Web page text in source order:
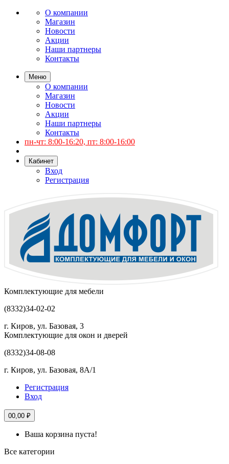
О компании
Магазин
Новости
Акции
Наши партнеры
Контакты
Меню
О компании
Магазин
Новости
Акции
Наши партнеры
Контакты
пн-чт: 8:00-16:20, пт: 8:00-16:00
Кабинет
Вход
Регистрация
Комплектующие для мебели
(8332)34-02-02
г. Киров, ул. Базовая, 3
Комплектующие для окон и дверей
(8332)34-08-08
г. Киров, ул. Базовая, 8А/1
Регистрация
Вход
00,00 ₽
Ваша корзина пуста!
Все категории